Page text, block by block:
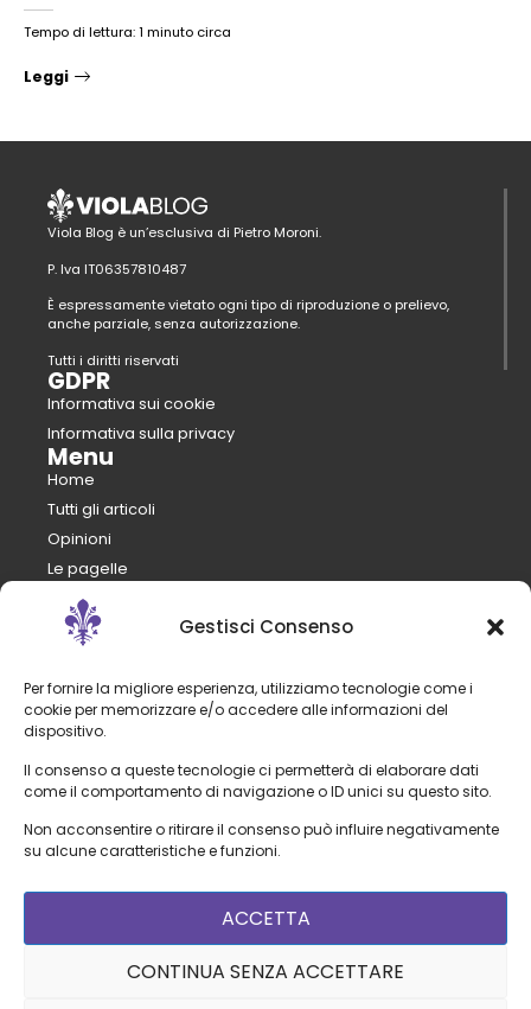
Gestisci Consenso
Per fornire la migliore esperienza, utilizziamo tecnologie come i
cookie per memorizzare e/o accedere alle informazioni del
dispositivo.
Il consenso a queste tecnologie ci permetterà di elaborare dati
come il comportamento di navigazione o ID unici su questo sito.
Non acconsentire o ritirare il consenso può influire negativamente
su alcune caratteristiche e funzioni.
ACCETTA
CONTINUA SENZA ACCETTARE
Tempo di lettura: 1 minuto circa
Leggi
Viola Blog è un’esclusiva di Pietro Moroni.
P. Iva IT06357810487
È espressamente vietato ogni tipo di riproduzione o prelievo,
anche parziale, senza autorizzazione.
Tutti i diritti riservati
GDPR
Informativa sui cookie
Informativa sulla privacy
Menu
Home
Tutti gli articoli
Opinioni
Le pagelle
Numeri
Analisi
Calcio e pepe
FantaViola
Organigramma
Rosa
Calendario partite
Amichevoli